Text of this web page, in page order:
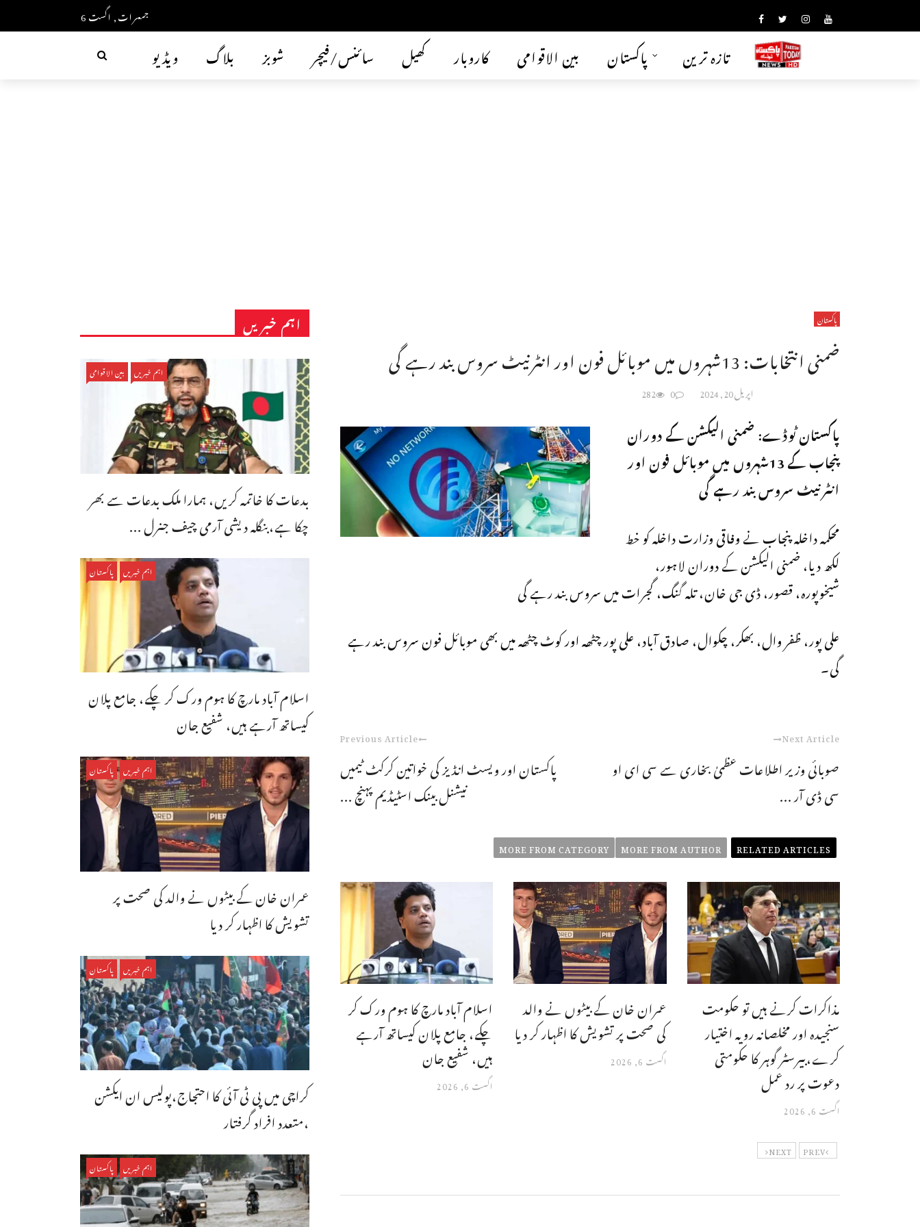
جمعرات, اگست 6
ویڈیو بلاگ شوبز سائنس/فیچر کھیل کاروبار بین الاقوامی پاکستان تازہ ترین
پاکستان
ضمنی انتخابات: 13شہروں میں موبائل فون اور انٹرنیٹ سروس بند رہے گی
اپریل 20, 2024 0
282
پاکستان ٹوڈے: ضمنی الیکشن کے دوران
پنجاب کے 13شہروں میں موبائل فون اور
انٹرنیٹ سروس بند رہے گی
محکمہ داخلہ پنجاب نے وفاقی وزارت داخلہ کو خط
لکھ دیا، ضمنی الیکشن کے دوران لاہور،
شیخوپورہ، قصور، ڈی جی خان، تلہ گنگ، گجرات میں سروس بند رہے گی
علی پور، ظفر وال، بھکر، چکوال، صادق آباد، علی پور چٹھہ اور کوٹ چٹھہ میں بھی موبائل فون سروس بند رہے
گی۔
Previous Article
پاکستان اور ویسٹ انڈیز کی خواتین کرکٹ ٹیمیں
نیشنل بینک اسٹیڈیم پہنچ ...
Next Article
صوبائی وزیر اطلاعات عظمیٰ بخاری سے سی ای او
سی ڈی آر ...
RELATED ARTICLES
MORE FROM AUTHOR
MORE FROM CATEGORY
اسلام آباد مارچ کا ہوم ورک کر
چکے، جامع پلان کیساتھ آرہے
ہیں، شفیع جان
اگست 6, 2026
عمران خان کے بیٹوں نے والد
کی صحت پر تشویش کا اظہار کر دیا
اگست 6, 2026
مذاکرات کرنے ہیں تو حکومت
سنجیدہ اور مخلصانہ رویہ اختیار
کرے،بیرسٹر گوہر کا حکومتی
دعوت پر رد عمل
اگست 6, 2026
PREV
NEXT
اہم خبریں
اہم خبریں بین الاقوامی
بدعات کا خاتمہ کریں، ہمارا ملک بدعات سے بھر
چکا ہے،بنگله دیشی آرمی چیف جنرل ...
اہم خبریں پاکستان
اسلام آباد مارچ کا ہوم ورک کر چکے، جامع پلان
کیساتھ آرہے ہیں، شفیع جان
اہم خبریں پاکستان
عمران خان کے بیٹوں نے والد کی صحت پر
تشویش کا اظہار کر دیا
اہم خبریں پاکستان
کراچی میں پی ٹی آئی کا احتجاج،پولیس ان ایکشن
،متعدد افراد گرفتار
اہم خبریں پاکستان